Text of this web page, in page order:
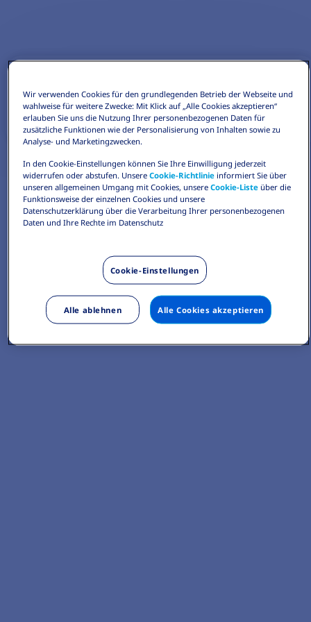
Wir verwenden Cookies für den grundlegenden Betrieb der Webseite und
wahlweise für weitere Zwecke: Mit Klick auf „Alle Cookies akzeptieren“
erlauben Sie uns die Nutzung Ihrer personenbezogenen Daten für
zusätzliche Funktionen wie der Personalisierung von Inhalten sowie zu
Analyse- und Marketingzwecken.
In den Cookie-Einstellungen können Sie Ihre Einwilligung jederzeit
widerrufen oder abstufen. UnsereCookie-Richtlinie informiert Sie über
unseren allgemeinen Umgang mit Cookies, unsereCookie-Liste über die
Funktionsweise der einzelnen Cookies und unsere
Datenschutzerklärung über die Verarbeitung Ihrer personenbezogenen
Daten und Ihre Rechte im Datenschutz
Cookie-Einstellungen
Alle ablehnen Alle Cookies akzeptieren